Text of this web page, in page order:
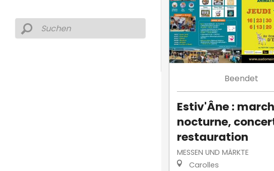
Beendet
Estiv'Âne :
nocturne,
restauration
MESSEN UND MÄRKTE
Carolles